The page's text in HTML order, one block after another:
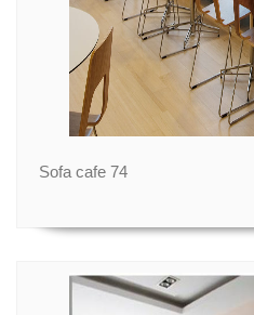
Sofa cafe 74